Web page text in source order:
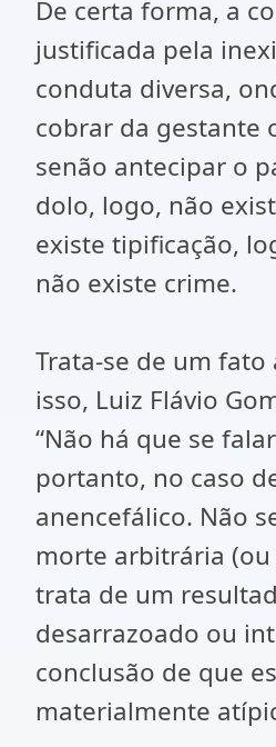
De certa forma, a
justificada pela
conduta diversa,
cobrar da gestante
senão antecipar o
dolo, logo, não
existe tipificação,
não existe crime.
Trata-se de um fato
isso, Luiz Flávio
“Não há que se
portanto, no caso
anencefálico. Não
morte arbitrária (ou
trata de um
desarrazoado ou
conclusão de que
materialmente